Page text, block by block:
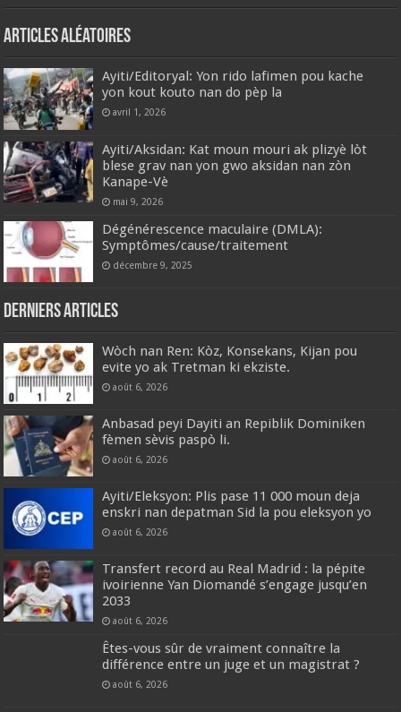
Articles aléatoires
Ayiti/Editoryal: Yon rido lafimen pou kache
yon kout kouto nan do pèp la
avril 1, 2026
Ayiti/Aksidan: Kat moun mouri ak plizyè lòt
blese grav nan yon gwo aksidan nan zòn
Kanape-Vè
mai 9, 2026
Dégénérescence maculaire (DMLA):
Symptômes/cause/traitement
décembre 9, 2025
Derniers articles
Wòch nan Ren: Kòz, Konsekans, Kijan pou
evite yo ak Tretman ki ekziste.
août 6, 2026
Anbasad peyi Dayiti an Repiblik Dominiken
fèmen sèvis paspò li.
août 6, 2026
Ayiti/Eleksyon: Plis pase 11 000 moun deja
enskri nan depatman Sid la pou eleksyon yo
août 6, 2026
Transfert record au Real Madrid : la pépite
ivoirienne Yan Diomandé s’engage jusqu’en
2033
août 6, 2026
Êtes-vous sûr de vraiment connaître la
différence entre un juge et un magistrat ?
août 6, 2026